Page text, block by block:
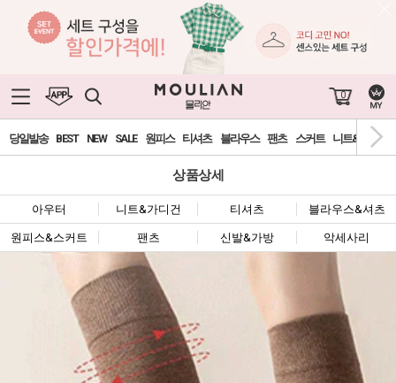
0
당일발송 BEST NEW SALE 원피스 티셔츠 블라우스 팬츠 스커트 니트&가디건
상품상세
아우터 니트&가디건 티셔츠 블라우스&셔츠
원피스&스커트 팬츠 신발&가방 악세사리